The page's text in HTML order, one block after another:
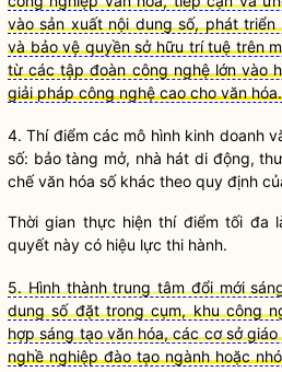
vào sản xuất nội dung số, phát
và bảo vệ quyền sở hữu trí tuệ trên
từ các tập đoàn công nghệ lớn vào
giải pháp công nghệ cao cho văn hóa.
4. Thí điểm các mô hình kinh doanh
số: bảo tàng mở, nhà hát di động,
chế văn hóa số khác theo quy định
Thời gian thực hiện thí điểm tối đa
quyết này có hiệu lực thi hành.
5. Hình thành trung tâm đổi mới
dung số đặt trong cụm, khu công
hợp sáng tạo văn hóa, các cơ sở
nghề nghiệp đào tạo ngành hoặc